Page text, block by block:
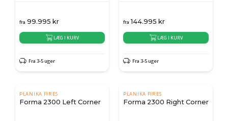
fra 99.995 kr
LÆG I KURV
Fra 3-5 uger
fra 144.995 kr
LÆG I KURV
Fra 3-5 uger
PLANIKA FIRES
Forma 2300 Left Corner
PLANIKA FIRES
Forma 2300 Right Corner